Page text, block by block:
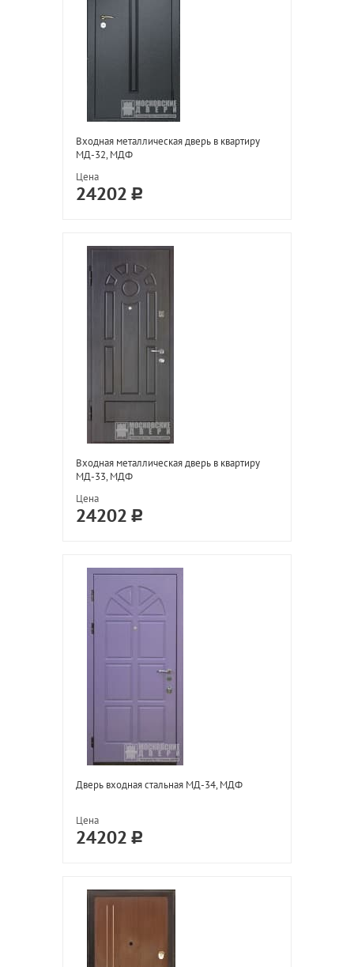
Входная металлическая дверь в квартиру
МД-32, МДФ
Цена
24202
Входная металлическая дверь в квартиру
МД-33, МДФ
Цена
24202
Дверь входная стальная МД-34, МДФ
Цена
24202